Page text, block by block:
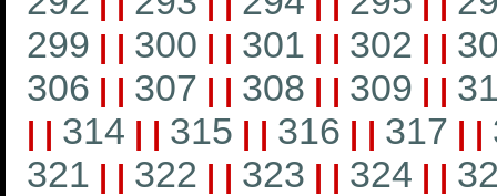
299 | | 300 | | 301 | | 302 | |
306 | | 307 | | 308 | | 309 | |
| | 314 | | 315 | | 316 | | 317 | |
321 | | 322 | | 323 | | 324 | |